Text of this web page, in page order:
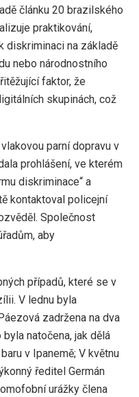
článku 20 brazilského
praktikování,
diskriminaci na základě
nebo národnostního
faktor, že
skupinách, což
parní dopravu v
prohlášení, ve kterém
diskriminace“ a
kontaktoval policejní
Společnost
aby
případů, které se v
V lednu byla
zadržena na dva
natočena, jak dělá
v Ipanemě; V květnu
ředitel Germán
urážky člena